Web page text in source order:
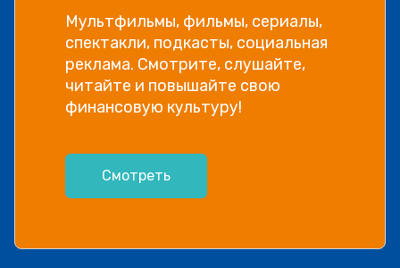
Мультфильмы, фильмы, сериалы,
спектакли, подкасты, социальная
реклама. Смотрите, слушайте,
читайте и повышайте свою
финансовую культуру!
Смотреть